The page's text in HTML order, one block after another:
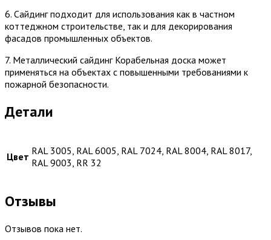
6. Сайдинг подходит для использования как в частном
коттеджном строительстве, так и для декорирования
фасадов промышленных объектов.
7. Металлический сайдинг Корабельная доска может
применяться на объектах с повышенными требованиями к
пожарной безопасности.
Детали
Цвет RAL 3005, RAL 6005, RAL 7024, RAL 8004, RAL 8017,
RAL 9003, RR 32
Отзывы
Отзывов пока нет.